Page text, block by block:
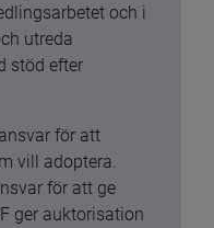
och i
utreda
stöd efter
för att
vill adoptera.
för att ge
ger auktorisation